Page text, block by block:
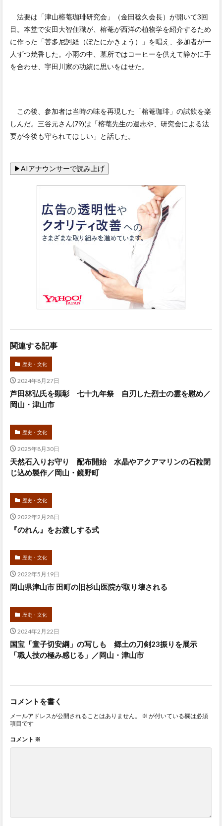
法要は「津山榕菴珈琲研究会」（金田稔久会長）が開いて3回
目。本堂で安田大智住職が、榕菴が西洋の植物学を紹介するため
に作った「菩多尼訶経（ぼたにかきょう）」を唱え、参加者が一
人ずつ焼香した。小雨の中、墓所ではコーヒーを供えて静かに手
を合わせ、宇田川家の功績に思いをはせた。
この後、参加者は当時の味を再現した「榕菴珈琲」の試飲を楽
しんだ。三谷元さん(79)は「榕菴先生の遺志や、研究会による法
要が今後も守られてほしい」と話した。
関連する記事
歴史・文化
2024年8月27日
芦田林弘氏を顕彰 七十九年祭 自刃した烈士の霊を慰め／
岡山・津山市
歴史・文化
2025年8月30日
天然石入りお守り 配布開始 水晶やアクアマリンの石粒閉
じ込め製作／岡山・鏡野町
歴史・文化
2022年2月28日
『のれん』をお渡しする式
歴史・文化
2022年5月19日
岡山県津山市 田町の旧杉山医院が取り壊される
歴史・文化
2024年2月22日
国宝「童子切安綱」の写しも 郷土の刀剣23振りを展示
「職人技の極み感じる」／岡山・津山市
コメントを書く
メールアドレスが公開されることはありません。 ※ が付いている欄は必須
項目です
コメント ※